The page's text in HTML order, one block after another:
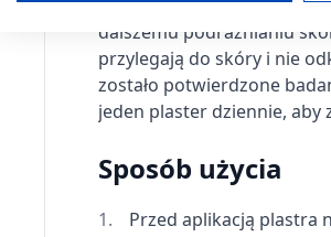
26,99 zł
przed otarciami dzięki
dalszemu podrażnianiu
przylegają do skóry i nie
zostało potwierdzone
jeden plaster dziennie, aby
Sposób użycia
Przed aplikacją plastra
Wykorzystanie profili do wyboru
Tworzenie profili w celu
Wykorzystywanie profili w celu